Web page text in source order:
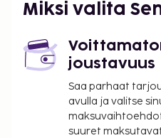
Miksi valita
joustavuus
Saa parhaat
avulla ja valitse
suuret